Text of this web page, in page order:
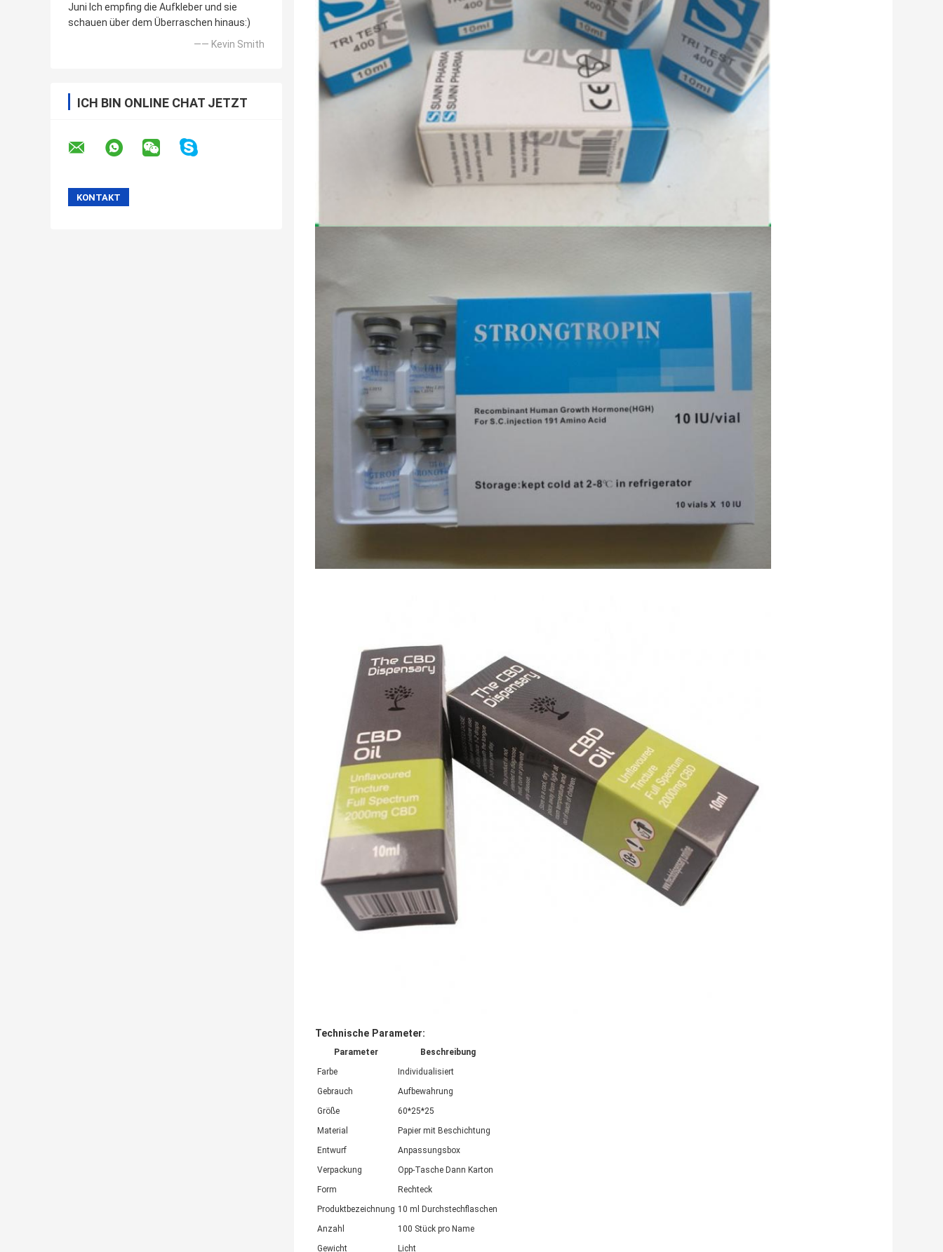
Juni Ich empfing die Aufkleber und sie
schauen über dem Überraschen hinaus:)
—— Kevin Smith
ICH BIN ONLINE CHAT JETZT
Technische Parameter:
Parameter
Beschreibung
Farbe
Individualisiert
Gebrauch
Aufbewahrung
Größe
60*25*25
Material
Papier mit Beschichtung
Entwurf
Anpassungsbox
Verpackung
Opp-Tasche Dann Karton
Form
Rechteck
Produktbezeichnung 10 ml Durchstechflaschen
Anzahl
100 Stück pro Name
Gewicht
Licht